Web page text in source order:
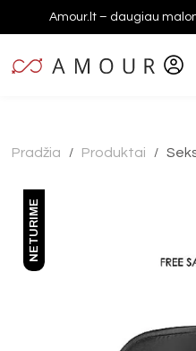
Amour.lt – daugiau
Pradžia / Produktai /
NETURIME